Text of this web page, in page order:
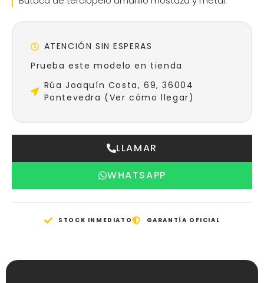
ATENCIÓN SIN ESPERAS
Prueba este modelo en tienda
Rúa Joaquín Costa, 69, 36004
Pontevedra (Ver cómo llegar)
LLAMAR
WHATSAPP
STOCK INMEDIATO GARANTÍA OFICIAL